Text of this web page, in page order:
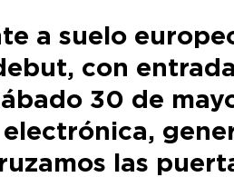
a suelo
con
30 de
las